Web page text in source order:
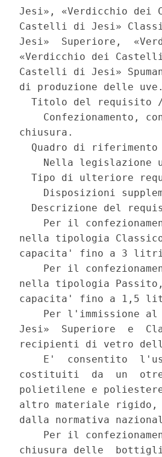
Jesi», «Verdicchio
Castelli di Jesi»
Jesi»  Superiore,
«Verdicchio dei
Castelli di Jesi»
di produzione delle
Titolo del requisito
Confezionamento,
chiusura.
Quadro di riferimento
Nella legislazione
Tipo di ulteriore
Disposizioni
Descrizione del
Per il
nella tipologia
capacita' fino a 3
Per il
nella tipologia
capacita' fino a 1,5
Per l'immissione
Jesi»  Superiore  e
recipienti di vetro
E'  consentito
costituiti  da  un
polietilene e
altro materiale rigido,
dalla normativa
Per il
chiusura delle